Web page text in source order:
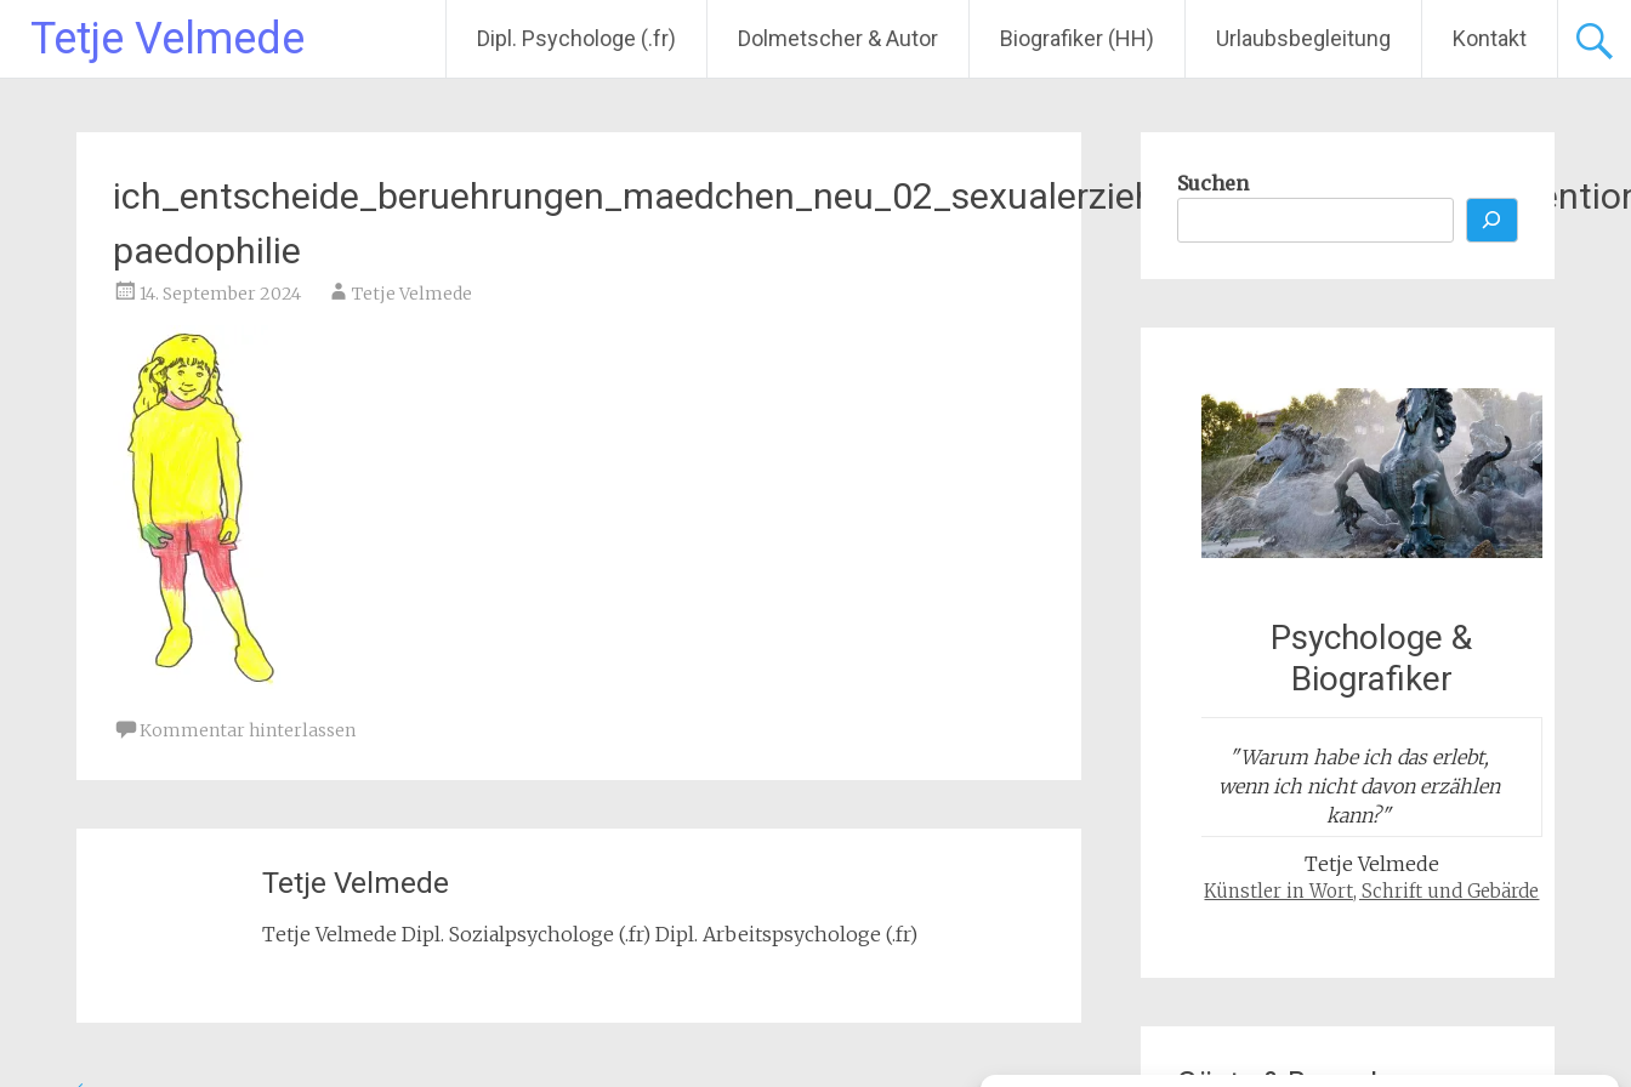
Tetje Velmede Dipl. Psychologe (.fr) Dolmetscher & Autor Biografiker (HH) Urlaubsbegleitung Kontakt
paedophilie
14. September 2024 Tetje Velmede
Kommentar hinterlassen
Tetje Velmede
Tetje Velmede Dipl. Sozialpsychologe (.fr) Dipl. Arbeitspsychologe (.fr)
Suchen
Psychologe &
Biografiker
"Warum habe ich das erlebt,
wenn ich nicht davon erzählen
kann?"
Tetje Velmede
Künstler in Wort, Schrift und Gebärde